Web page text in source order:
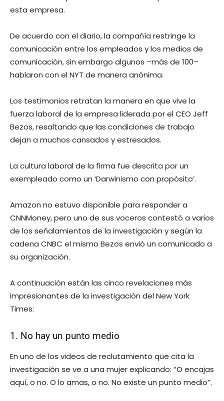
esta empresa.
De acuerdo con el diario, la compañía restringe la
comunicación entre los empleados y los medios de
comunicación, sin embargo algunos –más de 100–
hablaron con el NYT de manera anónima.
Los testimonios retratan la manera en que vive la
fuerza laboral de la empresa liderada por el CEO Jeff
Bezos, resaltando que las condiciones de trabajo
dejan a muchos cansados y estresados.
La cultura laboral de la firma fue descrita por un
exempleado como un ‘Darwinismo con propósito’.
Amazon no estuvo disponible para responder a
CNNMoney, pero uno de sus voceros contestó a varios
de los señalamientos de la investigación y según la
cadena CNBC el mismo Bezos envió un comunicado a
su organización.
A continuación están las cinco revelaciones más
impresionantes de la investigación del New York
Times:
1. No hay un punto medio
En uno de los videos de reclutamiento que cita la
investigación se ve a una mujer explicando: “O encajas
aquí, o no. O lo amas, o no. No existe un punto medio”.